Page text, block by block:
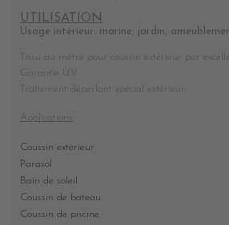
UTILISATION
Usage intérieur: marine, jardin,
Tissu au mètre pour coussin extérieur par
Garantie U.V.
Traitement déperlant spécial extérieur.
Applications
Coussin extérieur
Parasol
Bain de soleil
Coussin de bateau
Coussin de piscine